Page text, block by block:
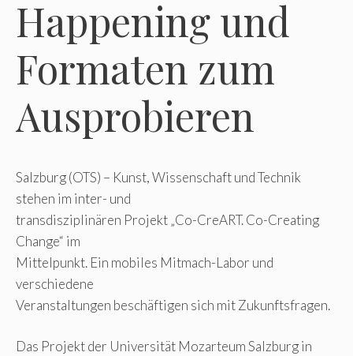
Happening und
Formaten zum
Ausprobieren
Salzburg (OTS) – Kunst, Wissenschaft und Technik
stehen im inter- und
transdisziplinären Projekt „Co-CreART. Co-Creating
Change“ im
Mittelpunkt. Ein mobiles Mitmach-Labor und
verschiedene
Veranstaltungen beschäftigen sich mit Zukunftsfragen.
Das Projekt der Universität Mozarteum Salzburg in